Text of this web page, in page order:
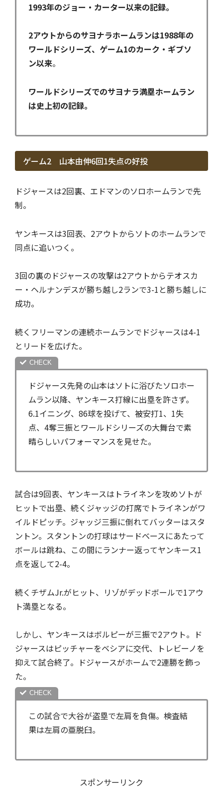
1993年のジョー・カーター以来の記録。
2アウトからのサヨナラホームランは1988年の
ワールドシリーズ、ゲーム1のカーク・ギブソ
ン以来。
ワールドシリーズでのサヨナラ満塁ホームラン
は史上初の記録。
ゲーム2 山本由伸6回1失点の好投
ドジャースは2回裏、エドマンのソロホームランで先
制。
ヤンキースは3回表、2アウトからソトのホームランで
同点に追いつく。
3回の裏のドジャースの攻撃は2アウトからテオスカ
ー・ヘルナンデスが勝ち越し2ランで3-1と勝ち越しに
成功。
続くフリーマンの連続ホームランでドジャースは4-1
とリードを広げた。
ドジャース先発の山本はソトに浴びたソロホー
ムラン以降、ヤンキース打線に出塁を許さず。
6.1イニング、86球を投げて、被安打1、1失
点、4奪三振とワールドシリーズの大舞台で素
晴らしいパフォーマンスを見せた。
試合は9回表、ヤンキースはトライネンを攻めソトが
ヒットで出塁、続くジャッジの打席でトライネンがワ
イルドピッチ。ジャッジ三振に倒れてバッターはスタ
ントン。スタントンの打球はサードベースにあたって
ボールは跳ね、この間にランナー返ってヤンキース1
点を返して2-4。
続くチザムJr.がヒット、リゾがデッドボールで1アウ
ト満塁となる。
しかし、ヤンキースはボルピーが三振で2アウト。ド
ジャースはピッチャーをベシアに交代、トレビーノを
抑えて試合終了。ドジャースがホームで2連勝を飾っ
た。
この試合で大谷が盗塁で左肩を負傷。検査結
果は左肩の亜脱臼。
スポンサーリンク